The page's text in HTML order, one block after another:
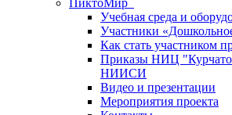
ПиктоМир
Учебная среда и
Участники
Как стать участником
Приказы НИЦ
НИИСИ
Видео и презентации
Мероприятия проекта